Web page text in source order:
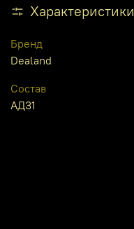
Характеристики
Бренд
Dealand
Состав
АД31